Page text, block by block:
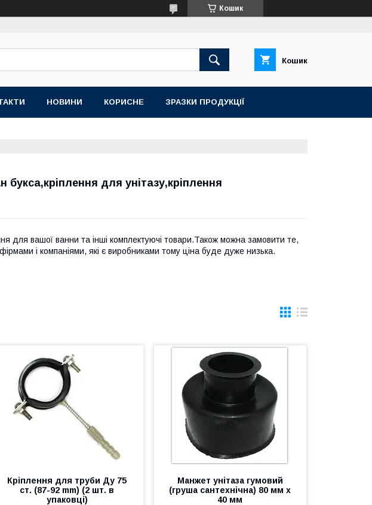
Кошик
Кошик
НОВИНИ КОРИСНЕ ЗРАЗКИ ПРОДУКЦІЇ
для унітазу,кріплення
для вашої ванни та інші комплектуючі товари.Також можна замовити те,
і компаніями, які є виробниками тому ціна буде дуже низька.
Кріплення для труби Ду 75
ст. (87-92 mm) (2 шт. в
упаковці)
Манжет унітаза гумовий
(груша сантехнічна) 80 мм х
40 мм